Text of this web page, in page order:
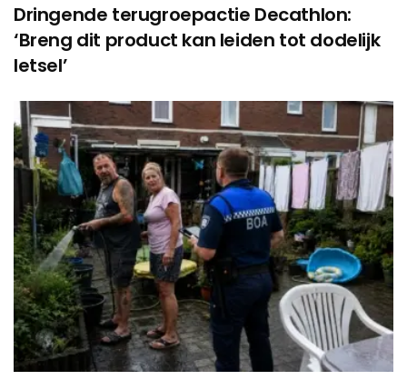
Dringende terugroepactie Decathlon:
‘Breng dit product kan leiden tot dodelijk
letsel’